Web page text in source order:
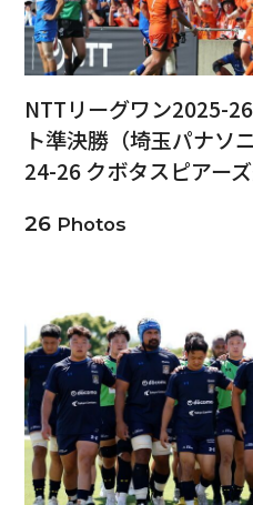
NTTリーグワン2025-
ト準決勝（埼玉パナソ
24-26 クボタスピアー
26Photos